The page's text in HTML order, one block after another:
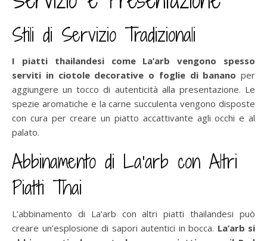
Stili di Servizio Tradizionali
I piatti thailandesi come La’arb vengono spesso
serviti in ciotole decorative o foglie di banano per
aggiungere un tocco di autenticità alla presentazione. Le
spezie aromatiche e la carne succulenta vengono disposte
con cura per creare un piatto accattivante agli occhi e al
palato.
Abbinamento di La’arb con Altri
Piatti Thai
L’abbinamento di La’arb con altri piatti thailandesi può
creare un’esplosione di sapori autentici in bocca. La’arb si